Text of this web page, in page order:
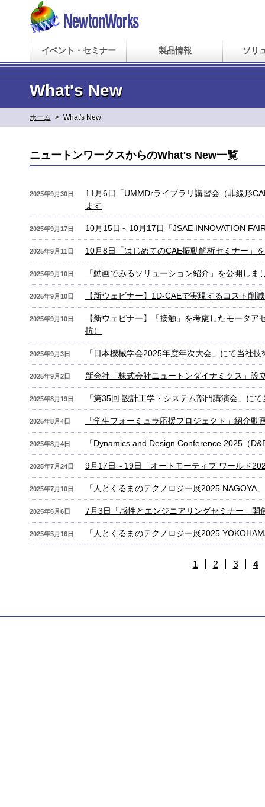
イベント・セミナー 製品情報 ソリ
What's New
ホーム > What's New
ニュートンワークスからのWhat's New一覧
2025年9月30日
11月6日「UMMDrライブラリ講習会（非線形
ます
2025年9月17日 10月15日～10月17日「JSAE INNOVATION
2025年9月11日 10月8日「はじめてのCAE振動解析セミナー」
2025年9月10日 「動画でみるソリューション紹介」を公開しま
2025年9月10日 【新ウェビナー】1D-CAEで実現するコスト
2025年9月10日
【新ウェビナー】「接触」を考慮したモータ
抗）
2025年9月3日 「日本機械学会2025年度年次大会」にて当社
2025年9月2日 新会社「株式会社ニュートンダイナミクス」
2025年8月19日 「第35回 設計工学・システム部門講演会」に
2025年8月4日 「学生フォーミュラ応援プロジェクト」紹介動
2025年8月4日 「Dynamics and Design Conference 2025（
2025年7月24日 9月17日～19日「オートモーティブ ワールド
2025年7月10日 「人とくるまのテクノロジー展2025 NAGOYA
2025年6月6日 7月3日「感性とエンジニアリングセミナー」開
2025年5月16日 「人とくるまのテクノロジー展2025
1 2 3 4